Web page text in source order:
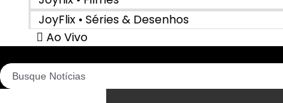
JoyFlix • Séries & Desenhos
Ao Vivo
Pesquisar
...